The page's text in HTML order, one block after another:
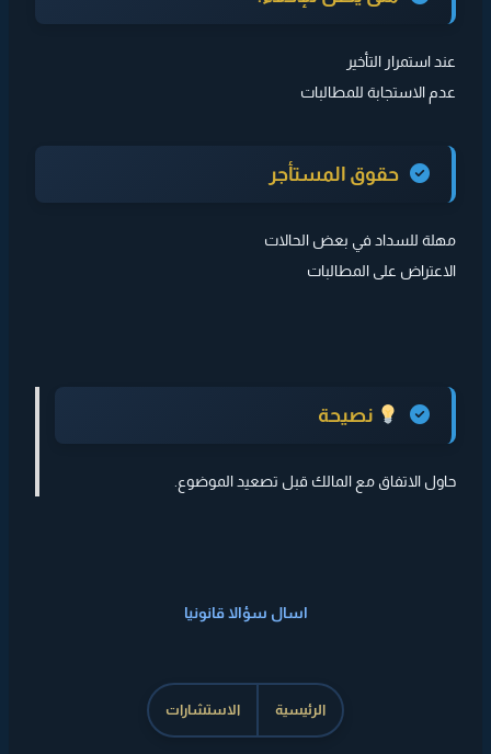
عند استمرار التأخير
عدم الاستجابة للمطالبات
حقوق المستأجر
مهلة للسداد في بعض الحالات
الاعتراض على المطالبات
نصيحة
حاول الاتفاق مع المالك قبل تصعيد الموضوع.
اسال سؤالا قانونيا
الرئيسية الاستشارات